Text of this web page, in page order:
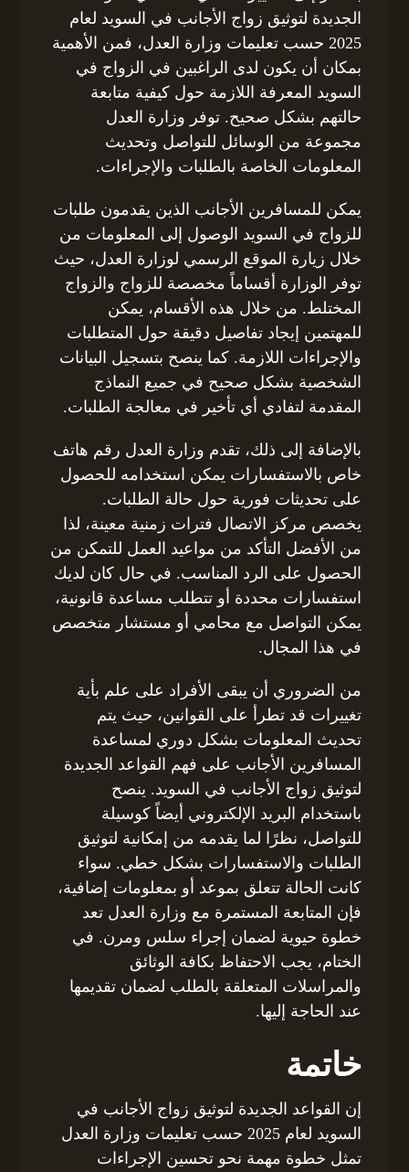
الجديدة لتوثيق زواج الأجانب في السويد لعام
2025 حسب تعليمات وزارة العدل، فمن الأهمية
بمكان أن يكون لدى الراغبين في الزواج في
السويد المعرفة اللازمة حول كيفية متابعة
حالتهم بشكل صحيح. توفر وزارة العدل
مجموعة من الوسائل للتواصل وتحديث
المعلومات الخاصة بالطلبات والإجراءات.
يمكن للمسافرين الأجانب الذين يقدمون طلبات
للزواج في السويد الوصول إلى المعلومات من
خلال زيارة الموقع الرسمي لوزارة العدل، حيث
توفر الوزارة أقساماً مخصصة للزواج والزواج
المختلط. من خلال هذه الأقسام، يمكن
للمهتمين إيجاد تفاصيل دقيقة حول المتطلبات
والإجراءات اللازمة. كما ينصح بتسجيل البيانات
الشخصية بشكل صحيح في جميع النماذج
المقدمة لتفادي أي تأخير في معالجة الطلبات.
بالإضافة إلى ذلك، تقدم وزارة العدل رقم هاتف
خاص بالاستفسارات يمكن استخدامه للحصول
على تحديثات فورية حول حالة الطلبات.
يخصص مركز الاتصال فترات زمنية معينة، لذا
من الأفضل التأكد من مواعيد العمل للتمكن من
الحصول على الرد المناسب. في حال كان لديك
استفسارات محددة أو تتطلب مساعدة قانونية،
يمكن التواصل مع محامي أو مستشار متخصص
في هذا المجال.
من الضروري أن يبقى الأفراد على علم بأية
تغييرات قد تطرأ على القوانين، حيث يتم
تحديث المعلومات بشكل دوري لمساعدة
المسافرين الأجانب على فهم القواعد الجديدة
لتوثيق زواج الأجانب في السويد. ينصح
باستخدام البريد الإلكتروني أيضاً كوسيلة
للتواصل، نظرًا لما يقدمه من إمكانية لتوثيق
الطلبات والاستفسارات بشكل خطي. سواء
كانت الحالة تتعلق بموعد أو بمعلومات إضافية،
فإن المتابعة المستمرة مع وزارة العدل تعد
خطوة حيوية لضمان إجراء سلس ومرن. في
الختام، يجب الاحتفاظ بكافة الوثائق
والمراسلات المتعلقة بالطلب لضمان تقديمها
عند الحاجة إليها.
خاتمة
إن القواعد الجديدة لتوثيق زواج الأجانب في
السويد لعام 2025 حسب تعليمات وزارة العدل
تمثل خطوة مهمة نحو تحسين الإجراءات